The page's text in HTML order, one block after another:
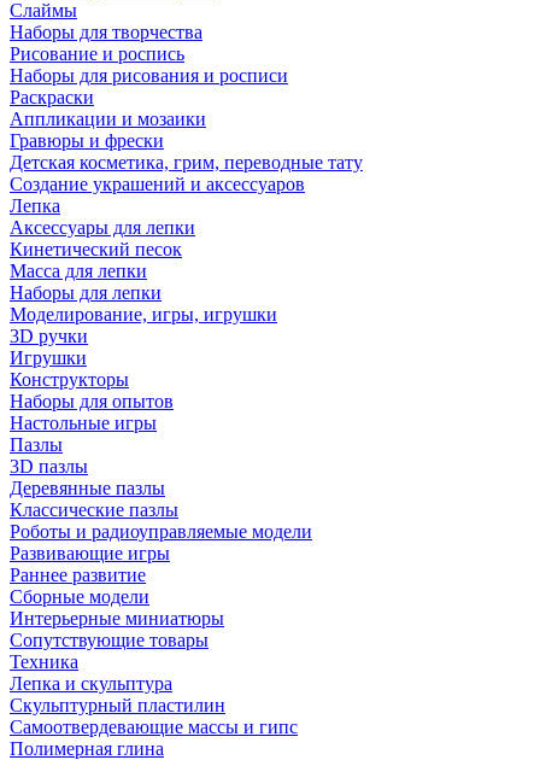
Слаймы
Наборы для творчества
Рисование и роспись
Наборы для рисования и росписи
Раскраски
Аппликации и мозаики
Гравюры и фрески
Детская косметика, грим, переводные тату
Создание украшений и аксессуаров
Лепка
Аксессуары для лепки
Кинетический песок
Масса для лепки
Наборы для лепки
Моделирование, игры, игрушки
3D ручки
Игрушки
Конструкторы
Наборы для опытов
Настольные игры
Пазлы
3D пазлы
Деревянные пазлы
Классические пазлы
Роботы и радиоуправляемые модели
Развивающие игры
Раннее развитие
Сборные модели
Интерьерные миниатюры
Сопутствующие товары
Техника
Лепка и скульптура
Скульптурный пластилин
Самоотвердевающие массы и гипс
Полимерная глина